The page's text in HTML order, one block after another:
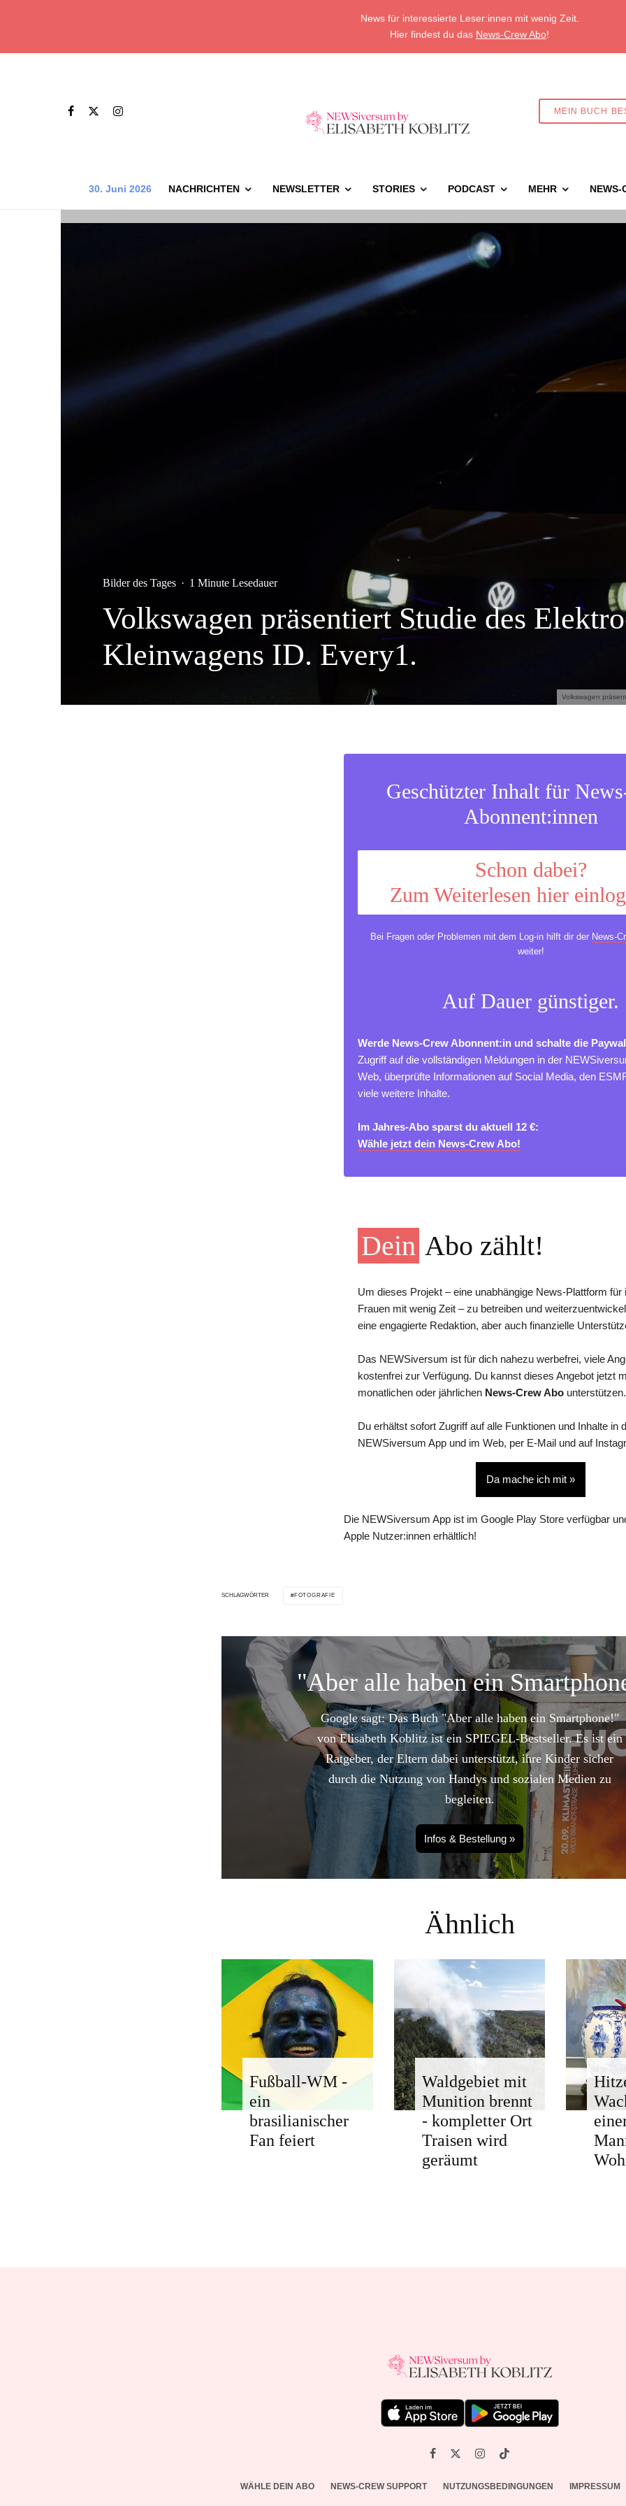
News für interessierte Leser:innen mit wenig Zeit.
Hier findest du das News-Crew Abo!
MEIN BUCH
30. Juni 2026 NACHRICHTEN NEWSLETTER STORIES PODCAST MEHR NEWS-
Volkswagen
Bilder des Tages · 1 Minute Lesedauer
Volkswagen präsentiert Studie des
Kleinwagens ID. Every1.
Geschützter Inhalt für
Abonnent:innen
Schon dabei?
Zum Weiterlesen hier
Bei Fragen oder Problemen mit dem Log-in hilft dir der News-
weiter!
Auf Dauer günstiger.
Werde News-Crew Abonnent:in und schalte die
Zugriff auf die vollständigen Meldungen in der
Web, überprüfte Informationen auf Social Media, den
viele weitere Inhalte.
Im Jahres-Abo sparst du aktuell 12 €:
Wähle jetzt dein News-Crew Abo!
Dein Abo zählt!
Um dieses Projekt – eine unabhängige News-Plattform für
Frauen mit wenig Zeit – zu betreiben und
eine engagierte Redaktion, aber auch finanzielle
Das NEWSiversum ist für dich nahezu werbefrei, viele
kostenfrei zur Verfügung. Du kannst dieses Angebot jetzt
monatlichen oder jährlichen News-Crew Abo unterstützen.
Du erhältst sofort Zugriff auf alle Funktionen und Inhalte in
NEWSiversum App und im Web, per E-Mail und auf
Da mache ich mit »
Die NEWSiversum App ist im Google Play Store verfügbar
Apple Nutzer:innen erhältlich!
SCHLAGWÖRTER FOTOGRAFIE
"Aber alle haben ein
Google sagt: Das Buch "Aber alle haben ein Smartphone!"
von Elisabeth Koblitz ist ein SPIEGEL-Bestseller. Es ist ein
Ratgeber, der Eltern dabei unterstützt, ihre Kinder sicher
durch die Nutzung von Handys und sozialen Medien zu
begleiten.
Infos & Bestellung »
Ähnlich
Fußball-WM -
ein
brasilianischer
Fan feiert
Waldgebiet mit
Munition brennt
- kompletter Ort
Traisen wird
geräumt
WÄHLE DEIN ABO NEWS-CREW SUPPORT NUTZUNGSBEDINGUNGEN IMPRESSUM